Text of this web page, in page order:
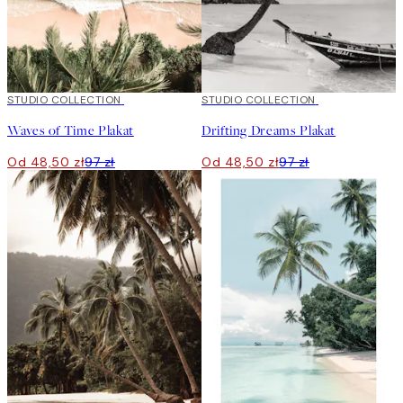
50%*
STUDIO COLLECTION
Waves of Time Plakat
Od 48,50 zł97 zł
50%*
STUDIO COLLECTION
Drifting Dreams Plakat
Od 48,50 zł97 zł